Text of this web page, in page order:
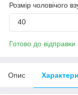
Розмір чоловічого
40
Готово до відправки
Опис